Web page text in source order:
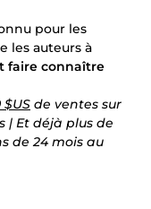
pour les
les auteurs à
faire connaître
$US de ventes sur
| Et déjà plus de
de 24 mois au